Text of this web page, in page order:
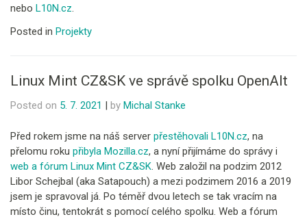
nebo L10N.cz.
Posted in Projekty
Linux Mint CZ&SK ve správě spolku OpenAlt
Posted on 5. 7. 2021 | by Michal Stanke
Před rokem jsme na náš server přestěhovali L10N.cz, na
přelomu roku přibyla Mozilla.cz, a nyní přijímáme do správy i
web a fórum Linux Mint CZ&SK. Web založil na podzim 2012
Libor Schejbal (aka Satapouch) a mezi podzimem 2016 a 2019
jsem je spravoval já. Po téměř dvou letech se tak vracím na
místo činu, tentokrát s pomocí celého spolku. Web a fórum